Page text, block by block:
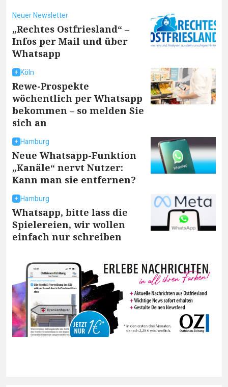
Neuer Newsletter
„Rechtes Ostfriesland“ –
Infos per Mail und über
Whatsapp
Köln
Rewe-Prospekte
wöchentlich per Whatsapp
bekommen – so melden Sie
sich an
Hamburg
Neue Whatsapp-Funktion
„Kanäle“ nervt Nutzer:
Kann man sie entfernen?
Hamburg
Whatsapp, bitte lass die
Spielereien, wir wollen
einfach nur schreiben